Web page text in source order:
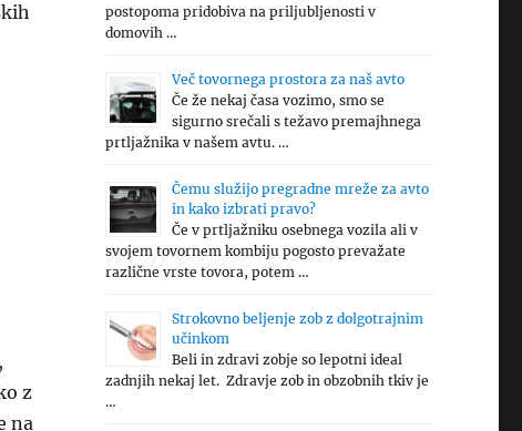
z
na
postopoma pridobiva na priljubljenosti v
domovih …
Več tovornega prostora za naš avto
Če že nekaj časa vozimo, smo se
sigurno srečali s težavo premajhnega
prtljažnika v našem avtu. …
Čemu služijo pregradne mreže za avto
in kako izbrati pravo?
Če v prtljažniku osebnega vozila ali v
svojem tovornem kombiju pogosto prevažate
različne vrste tovora, potem …
Strokovno beljenje zob z dolgotrajnim
učinkom
Beli in zdravi zobje so lepotni ideal
zadnjih nekaj let. Zdravje zob in obzobnih tkiv je
…